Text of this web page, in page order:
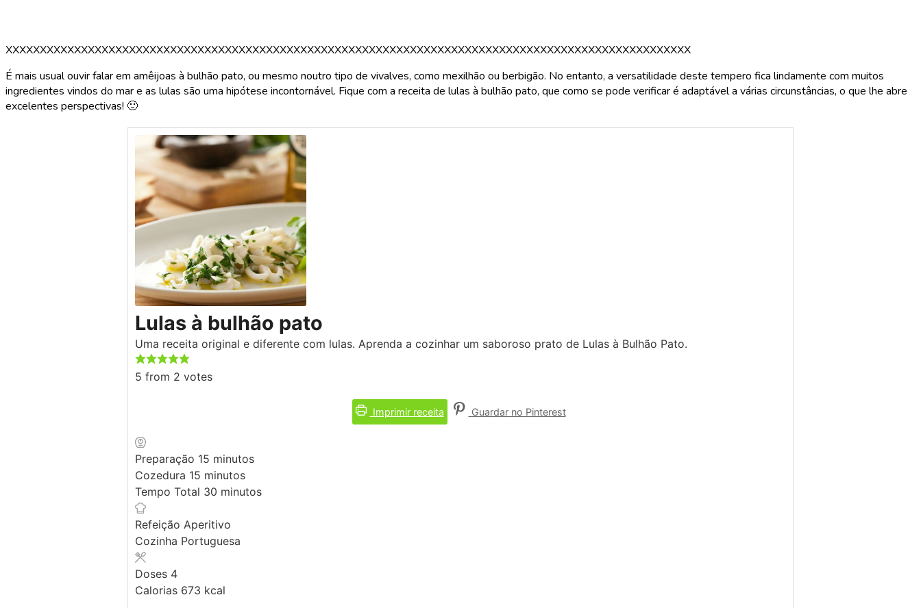
XXXXXXXXXXXXXXXXXXXXXXXXXXXXXXXXXXXXXXXXXXXXXXXXXXXXXXXXXXXXXXXXXXXXXXXXXXXXXXXXXXXXXXXXXXXXXXXXXXXX
É mais usual ouvir falar em amêijoas à bulhão pato, ou mesmo noutro tipo de vivalves, como mexilhão ou berbigão. No entanto, a versatilidade deste tempero fica lindamente com muitos
ingredientes vindos do mar e as lulas são uma hipótese incontornável. Fique com a receita de lulas à bulhão pato, que como se pode verificar é adaptável a várias circunstâncias, o que lhe abre
excelentes perspectivas! 🙂
Lulas à bulhão pato
Uma receita original e diferente com lulas. Aprenda a cozinhar um saboroso prato de Lulas à Bulhão Pato.
5 from 2 votes
Imprimir receita Guardar no Pinterest
Preparação 15 minutos
minutos
Cozedura 15 minutos
minutos
Tempo Total 30 minutos
minutos
Refeição Aperitivo
Cozinha Portuguesa
Doses 4
Calorias 673 kcal